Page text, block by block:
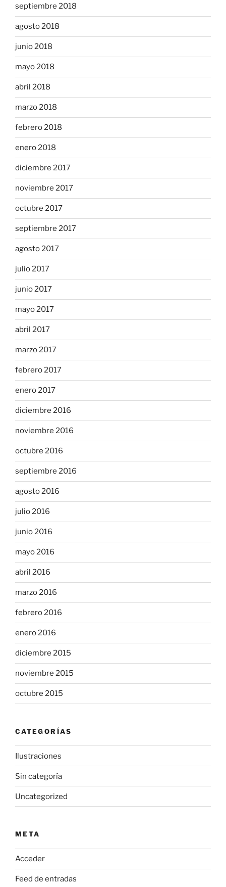
septiembre 2018
agosto 2018
junio 2018
mayo 2018
abril 2018
marzo 2018
febrero 2018
enero 2018
diciembre 2017
noviembre 2017
octubre 2017
septiembre 2017
agosto 2017
julio 2017
junio 2017
mayo 2017
abril 2017
marzo 2017
febrero 2017
enero 2017
diciembre 2016
noviembre 2016
octubre 2016
septiembre 2016
agosto 2016
julio 2016
junio 2016
mayo 2016
abril 2016
marzo 2016
febrero 2016
enero 2016
diciembre 2015
noviembre 2015
octubre 2015
CATEGORÍAS
Ilustraciones
Sin categoría
Uncategorized
META
Acceder
Feed de entradas